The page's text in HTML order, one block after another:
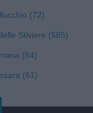
(72)
Stiviere (585)
(84)
(61)